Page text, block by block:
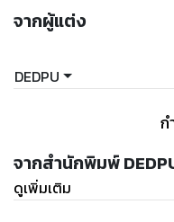
จากผู้แต่ง
DEDPU
ก
จากสำนักพิมพ์
ดูเพิ่มเติม